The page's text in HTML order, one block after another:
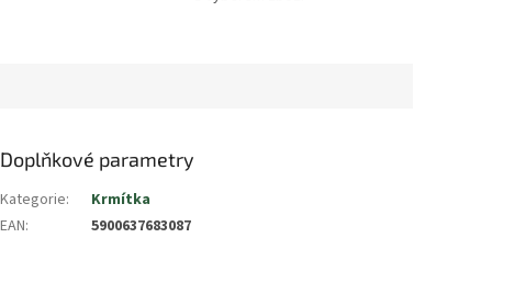
Doplňkové parametry
Kategorie:
Krmítka
EAN: 5900637683087